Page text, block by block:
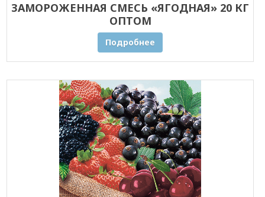
ЗАМОРОЖЕННАЯ СМЕСЬ «ЯГОДНАЯ» 20 КГ
ОПТОМ
Подробнее